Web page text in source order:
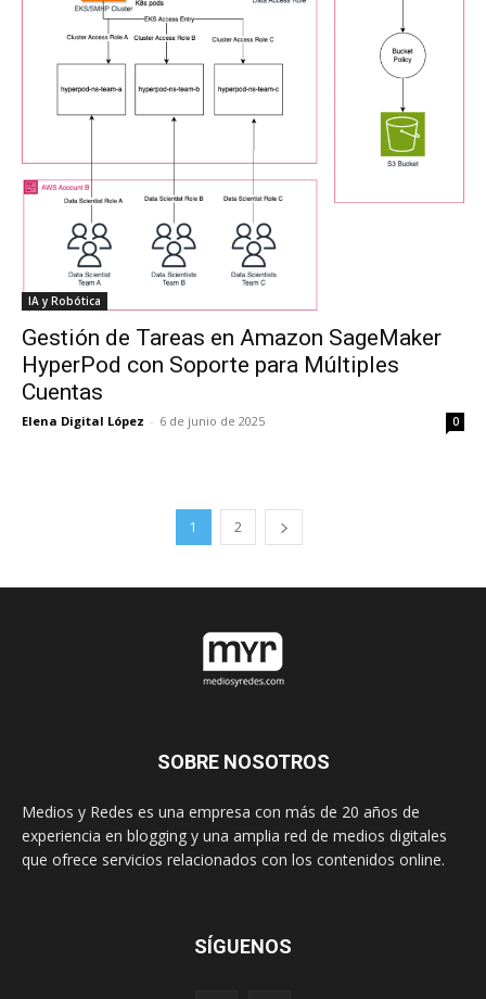
IA y Robótica
Gestión de Tareas en Amazon SageMaker
HyperPod con Soporte para Múltiples
Cuentas
Elena Digital López - 6 de junio de 2025 0
1 2
SOBRE NOSOTROS
Medios y Redes es una empresa con más de 20 años de
experiencia en blogging y una amplia red de medios digitales
que ofrece servicios relacionados con los contenidos online.
SÍGUENOS